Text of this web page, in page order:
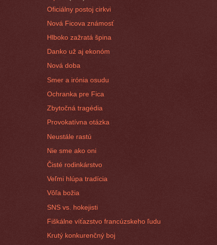
Oficiálny postoj cirkvi
Nová Ficova známosť
Hlboko zažratá špina
Danko už aj ekonóm
Nová doba
Smer a irónia osudu
Ochranka pre Fica
Zbytočná tragédia
Provokatívna otázka
Neustále rastú
Nie sme ako oni
Čisté rodinkárstvo
Veľmi hlúpa tradícia
Vôľa božia
SNS vs. hokejisti
Fiškálne víťazstvo francúzskeho ľudu
Krutý konkurenčný boj